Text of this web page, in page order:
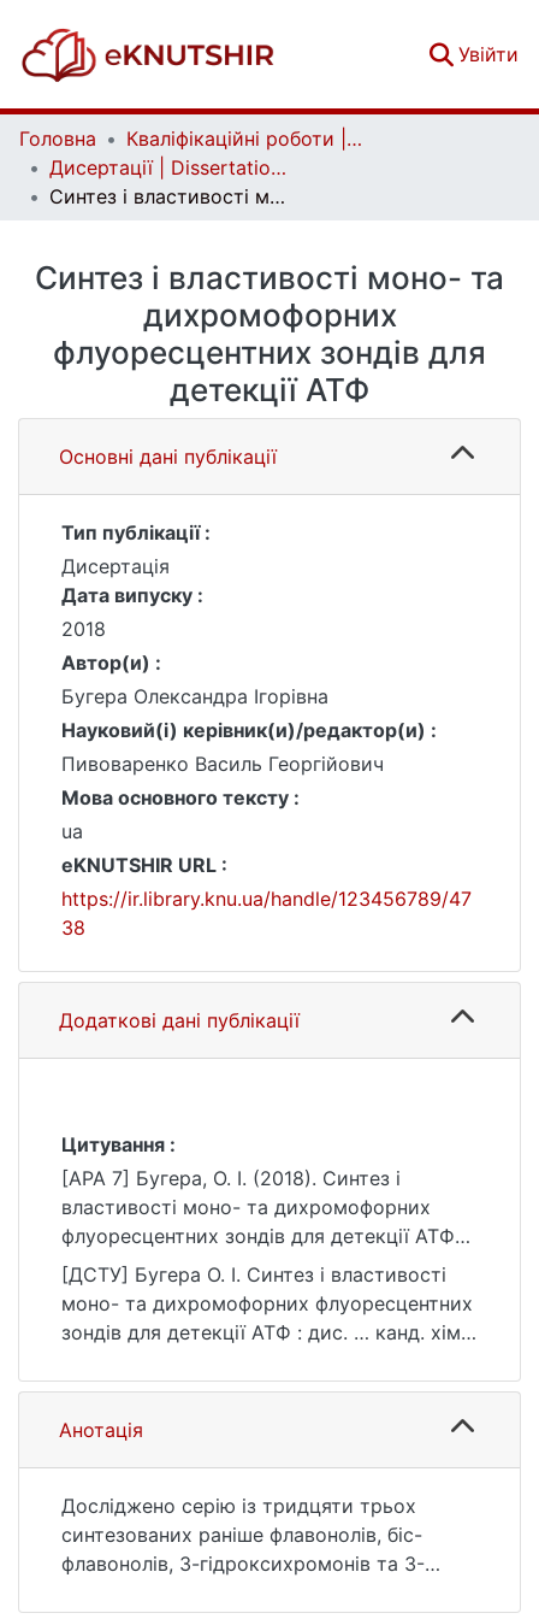
Увійти
Головна
Кваліфікаційні роботи | Qualifying works
Дисертації | Dissertations
Синтез і властивості моно- та дихромофорних флуоресцентних зондів для детекції АТФ
Синтез і властивості моно- та
дихромофорних
флуоресцентних зондів для
детекції АТФ
Основні дані публікації
Тип публікації :
Дисертація
Дата випуску :
2018
Автор(и) :
Бугера Олександра Ігорівна
Науковий(і) керівник(и)/редактор(и) :
Пивоваренко Василь Георгійович
Мова основного тексту :
ua
eKNUTSHIR URL :
https://ir.library.knu.ua/handle/123456789/47
38
Додаткові дані публікації
Цитування :
[APA 7] Бугера, О. І. (2018). Синтез і
властивості моно- та дихромофорних
флуоресцентних зондів для детекції АТФ
[Дис. канд. хім. наук, Київський
національний університет імені Тараса
Шевченка]. eKNUTSHIR.
38
[ДСТУ] Бугера О. І. Синтез і властивості
моно- та дихромофорних флуоресцентних
зондів для детекції АТФ : дис. … канд. хім.
с. URL:
https://ir.library.knu.ua/handle/123456789/47
38 (дата звернення: 25.07.2026).
Анотація
Досліджено серію із тридцяти трьох
синтезованих раніше флавонолів, біс-
флавонолів, 3-гідроксихромонів та 3-